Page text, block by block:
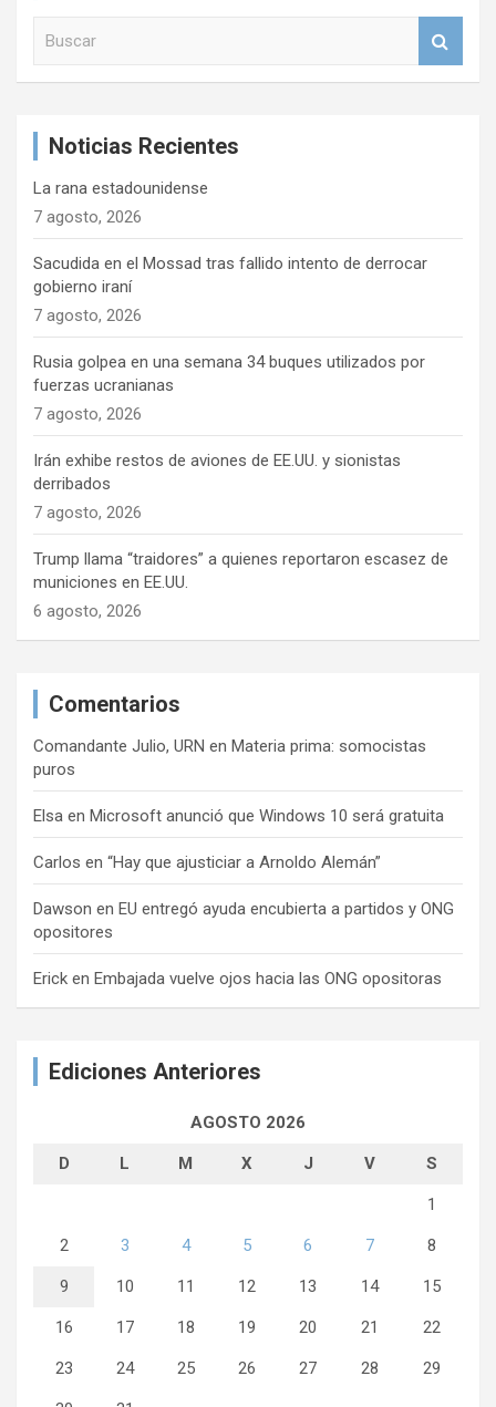
i
Noticias Recientes
La rana estadounidense
7 agosto, 2026
Sacudida en el Mossad tras fallido intento de derrocar
gobierno iraní
7 agosto, 2026
Rusia golpea en una semana 34 buques utilizados por
fuerzas ucranianas
7 agosto, 2026
Irán exhibe restos de aviones de EE.UU. y sionistas
derribados
7 agosto, 2026
Trump llama “traidores” a quienes reportaron escasez de
municiones en EE.UU.
6 agosto, 2026
Comentarios
Comandante Julio, URN en Materia prima: somocistas
puros
Elsa en Microsoft anunció que Windows 10 será gratuita
Carlos en “Hay que ajusticiar a Arnoldo Alemán”
Dawson en EU entregó ayuda encubierta a partidos y ONG
opositores
Erick en Embajada vuelve ojos hacia las ONG opositoras
Ediciones Anteriores
AGOSTO 2026
D L M X J V S
1
2 3 4 5 6 7 8
9 10 11 12 13 14 15
16 17 18 19 20 21 22
23 24 25 26 27 28 29